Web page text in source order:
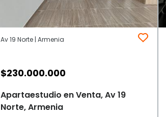
Av 19 Norte | Armenia
$230.000.000
Apartaestudio en Venta, Av 19
Norte, Armenia